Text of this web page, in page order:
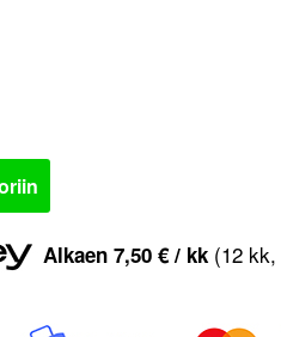
Alkaen 7,50 €/ kk(12 kk,